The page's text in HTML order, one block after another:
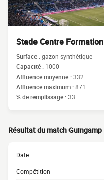
Stade Centre
Surface :gazon synthétique
Capacité : 1000
Affluence moyenne :332
Affluence maximum :871
% de remplissage :33
Résultat du match Guingamp
Date
Compétition